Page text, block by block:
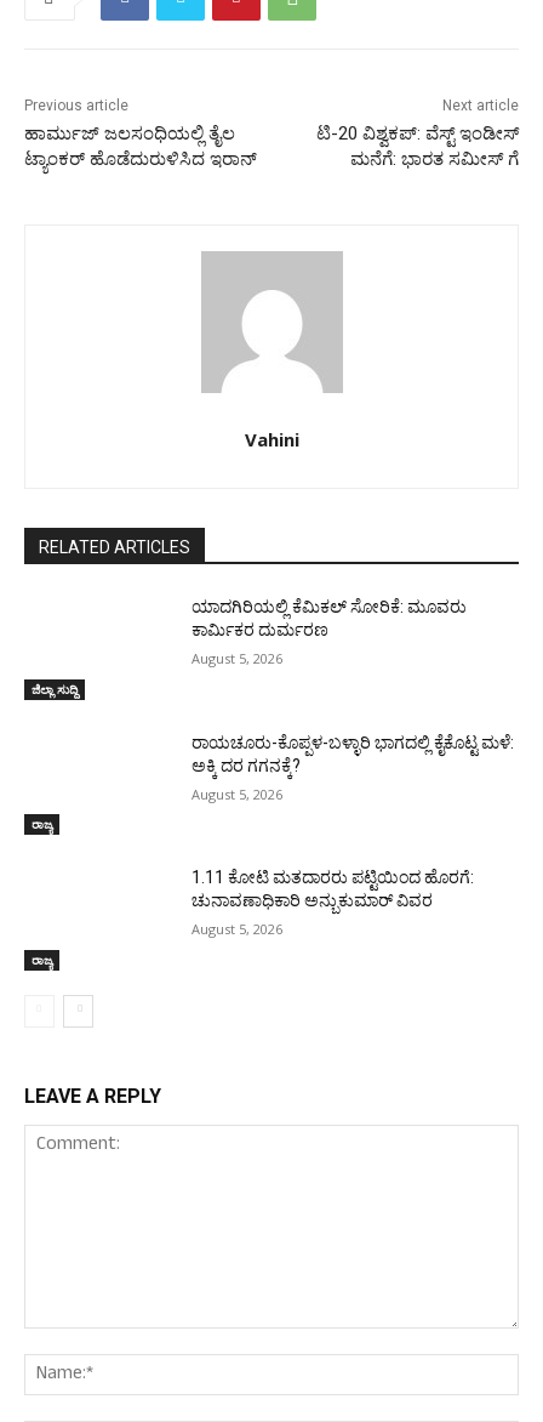
Previous article
ಹಾರ್ಮುಜ್ ಜಲಸಂಧಿಯಲ್ಲಿ ತೈಲ
ಟ್ಯಾಂಕರ್ ಹೊಡೆದುರುಳಿಸಿದ ಇರಾನ್
Next article
ಟಿ-20 ವಿಶ್ವಕಪ್:‌ ವೆಸ್ಟ್‌ ಇಂಡೀಸ್‌
ಮನೆಗೆ:‌ ಭಾರತ ಸಮೀಸ್‌ ಗೆ
Vahini
RELATED ARTICLES
ಜಿಲ್ಲಾ ಸುದ್ದಿ
ಯಾದಗಿರಿಯಲ್ಲಿ ಕೆಮಿಕಲ್ ಸೋರಿಕೆ: ಮೂವರು
ಕಾರ್ಮಿಕರ ದುರ್ಮರಣ
August 5, 2026
ರಾಜ್ಯ
ರಾಯಚೂರು-ಕೊಪ್ಪಳ-ಬಳ್ಳಾರಿ ಭಾಗದಲ್ಲಿ ಕೈಕೊಟ್ಟ ಮಳೆ:
ಅಕ್ಕಿ ದರ ಗಗನಕ್ಕೆ?
August 5, 2026
ರಾಜ್ಯ
1.11 ಕೋಟಿ ಮತದಾರರು ಪಟ್ಟಿಯಿಂದ ಹೊರಗೆ:
ಚುನಾವಣಾಧಿಕಾರಿ ಅನ್ಬುಕುಮಾರ್ ವಿವರ
August 5, 2026
LEAVE A REPLY